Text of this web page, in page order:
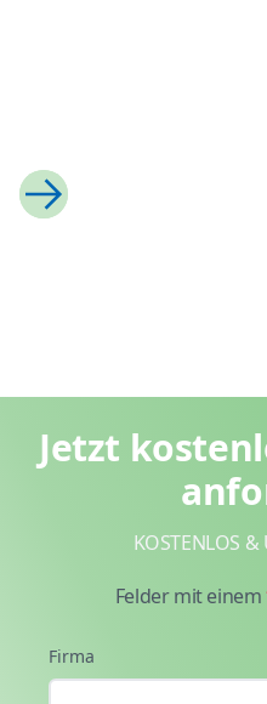
Previous
Next
Jetzt
KOSTENLOS
Felder mit einem
Firma